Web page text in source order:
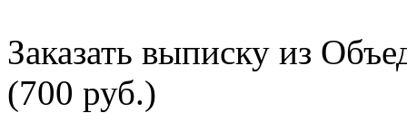
Заказать выписку из
(700 руб.)